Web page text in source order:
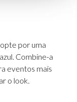
por uma
Combine-a
eventos mais
o look.